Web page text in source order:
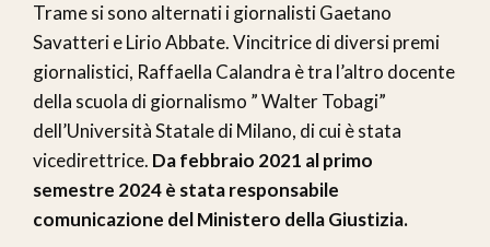
Trame si sono alternati i giornalisti Gaetano
Savatteri e Lirio Abbate. Vincitrice di diversi premi
giornalistici, Raffaella Calandra è tra l’altro docente
della scuola di giornalismo ” Walter Tobagi”
dell’Università Statale di Milano, di cui è stata
vicedirettrice. Da febbraio 2021 al primo
semestre 2024 è stata responsabile
comunicazione del Ministero della Giustizia.